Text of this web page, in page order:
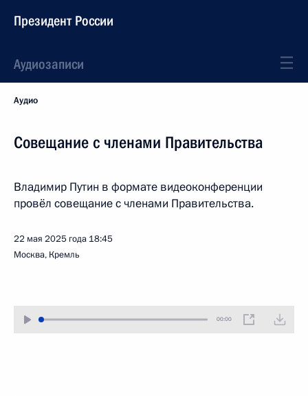
Президент России
Аудиозаписи
Аудио
Совещание с членами Правительства
Владимир Путин в формате видеоконференции
провёл совещание с членами Правительства.
22 мая 2025 года 18:45
Москва, Кремль
00:00